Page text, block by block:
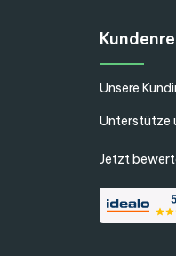
Unsere
Unterstütze
Jetzt